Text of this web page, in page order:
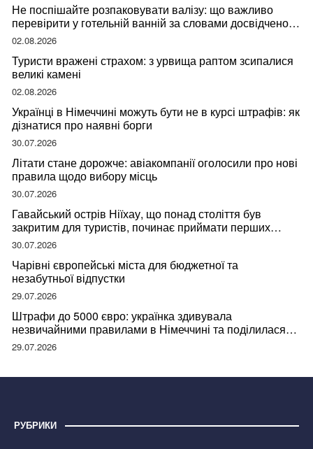
Не поспішайте розпаковувати валізу: що важливо
перевірити у готельній ванній за словами досвідченої
мандрівниці
02.08.2026
Туристи вражені страхом: з урвища раптом зсипалися
великі камені
02.08.2026
Українці в Німеччині можуть бути не в курсі штрафів: як
дізнатися про наявні борги
30.07.2026
Літати стане дорожче: авіакомпанії оголосили про нові
правила щодо вибору місць
30.07.2026
Гавайський острів Ніїхау, що понад століття був
закритим для туристів, починає приймати перших
відвідувачів
30.07.2026
Чарівні європейські міста для бюджетної та
незабутньої відпустки
29.07.2026
Штрафи до 5000 євро: українка здивувала
незвичайними правилами в Німеччині та поділилася
правдою
29.07.2026
РУБРИКИ